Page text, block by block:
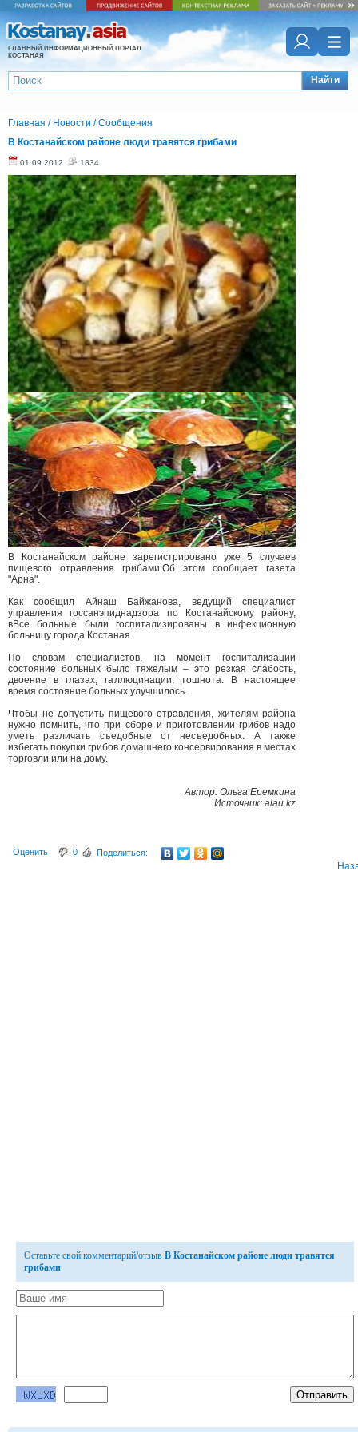
ГЛАВНЫЙ ИНФОРМАЦИОННЫЙ ПОРТАЛ
КОСТАНАЯ
Найти
Главная / Новости /Сообщения
В Костанайском районе люди травятся грибами
01.09.2012 1834
В Костанайском районе зарегистрировано уже 5 случаев
пищевого отравления грибами.Об этом сообщает газета
"Арна".
Как сообщил Айнаш Байжанова, ведущий специалист
управления госсанэпиднадзора по Костанайскому району,
вВсе больные были госпитализированы в инфекционную
больницу города Костаная.
По словам специалистов, на момент госпитализации
состояние больных было тяжелым – это резкая слабость,
двоение в глазах, галлюцинации, тошнота. В настоящее
время состояние больных улучшилось.
Чтобы не допустить пищевого отравления, жителям района
нужно помнить, что при сборе и приготовлении грибов надо
уметь различать съедобные от несъедобных. А также
избегать покупки грибов домашнего консервирования в местах
торговли или на дому.
Автор: Ольга Еремкина
Источник: alau.kz
Оценить 0 Поделиться:
Оставьте свой комментарий/отзыв В Костанайском районе люди травятся
грибами